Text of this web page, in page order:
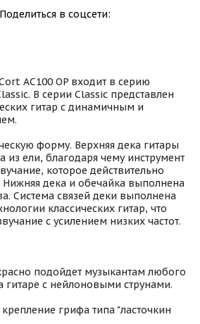
Поделиться в соцсети:
AC100 OP входит в серию
В серии Classic представлен
гитар с динамичным и
форму. Верхняя дека гитары
из ели, благодаря чему инструмент
которое действительно
Нижняя дека и обечайка выполнена
Система связей деки выполнена
классических гитар, что
с усилением низких частот.
подойдет музыкантам любого
с нейлоновыми струнами.
грифа типа "ласточкин